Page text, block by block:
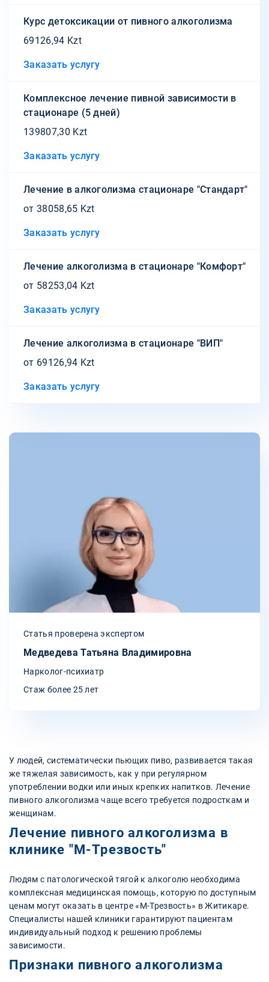
Курс детоксикации от пивного алкоголизма
69126,94 Kzt
Заказать услугу
Комплексное лечение пивной зависимости в
стационаре (5 дней)
139807,30 Kzt
Заказать услугу
Лечение в алкоголизма стационаре "Стандарт"
от 38058,65 Kzt
Заказать услугу
Лечение алкоголизма в стационаре "Комфорт"
от 58253,04 Kzt
Заказать услугу
Лечение алкоголизма в стационаре "ВИП"
от 69126,94 Kzt
Заказать услугу
Статья проверена экспертом
Медведева Татьяна Владимировна
Нарколог-психиатр
Стаж более 25 лет
У людей, систематически пьющих пиво, развивается такая
же тяжелая зависимость, как у при регулярном
употреблении водки или иных крепких напитков. Лечение
пивного алкоголизма чаще всего требуется подросткам и
женщинам.
Лечение пивного алкоголизма в
клинике "М-Трезвость"
Людям с патологической тягой к алкоголю необходима
комплексная медицинская помощь, которую по доступным
ценам могут оказать в центре «М-Трезвость» в Житикаре.
Специалисты нашей клиники гарантируют пациентам
индивидуальный подход к решению проблемы
зависимости.
Признаки пивного алкоголизма